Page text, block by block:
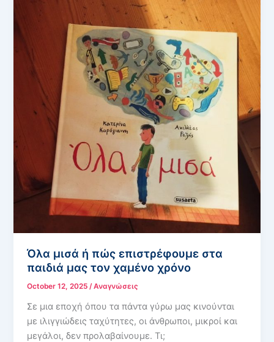
Όλα μισά ή πώς επιστρέφουμε στα
παιδιά μας τον χαμένο χρόνο
October 12, 2025 /Αναγνώσεις
Σε μια εποχή όπου τα πάντα γύρω μας κινούνται
με ιλιγγιώδεις ταχύτητες, οι άνθρωποι, μικροί και
μεγάλοι, δεν προλαβαίνουμε. Τι;